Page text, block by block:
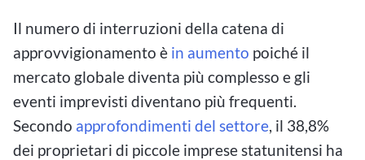
Il numero di interruzioni della catena di
approvvigionamento è in aumento poiché il
mercato globale diventa più complesso e gli
eventi imprevisti diventano più frequenti.
Secondo approfondimenti del settore, il 38,8%
dei proprietari di piccole imprese statunitensi ha